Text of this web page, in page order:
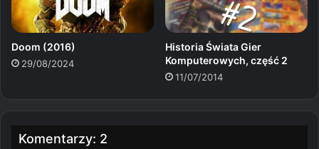
Doom (2016)
29/08/2024
Historia Świata Gier
Komputerowych, część 2
11/07/2014
Komentarzy: 2